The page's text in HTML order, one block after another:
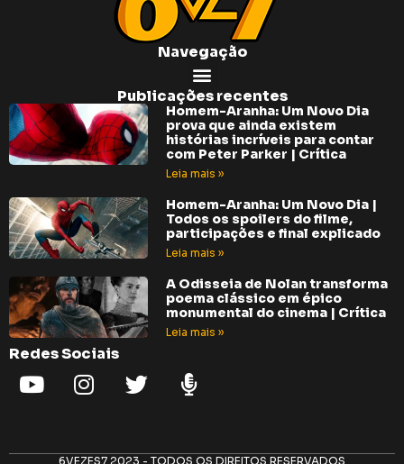
Navegação
Publicações recentes
Homem-Aranha: Um Novo Dia
prova que ainda existem
histórias incríveis para contar
com Peter Parker | Crítica
Leia mais »
Homem-Aranha: Um Novo Dia |
Todos os spoilers do filme,
participações e final explicado
Leia mais »
A Odisseia de Nolan transforma
poema clássico em épico
monumental do cinema | Crítica
Leia mais »
Redes Sociais
6VEZES7 2023 - TODOS OS DIREITOS RESERVADOS